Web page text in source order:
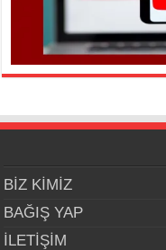
BİZ KİMİZ
BAĞIŞ YAP
İLETİŞİM